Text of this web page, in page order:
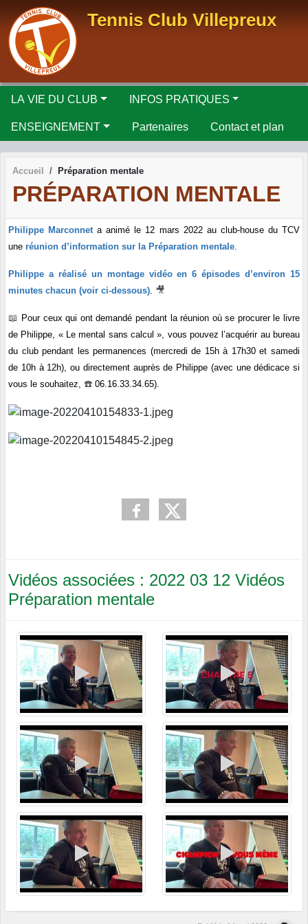
Tennis Club Villepreux
LA VIE DU CLUB INFOS PRATIQUES
ENSEIGNEMENT Partenaires Contact et plan
Accueil Préparation mentale
PRÉPARATION MENTALE
Philippe Marconnet a animé le 12 mars 2022 au club-house du TCV
une réunion d’information sur la Préparation mentale
Philippe a réalisé un montage vidéo en 6 épisodes d’environ 15
minutes chacun (voir ci-dessous) 🎥
📖 Pour ceux qui ont demandé pendant la réunion où se procurer le livre
de Philippe, « Le mental sans calcul », vous pouvez l’acquérir au bureau
du club pendant les permanences (mercredi de 15h à 17h30 et samedi
de 10h à 12h), ou directement auprès de Philippe (avec une dédicace si
vous le souhaitez, ☎ 06.16.33.34.65).
Vidéos associées : 2022 03 12 Vidéos
Préparation mentale
Panneau de gestion des cookies